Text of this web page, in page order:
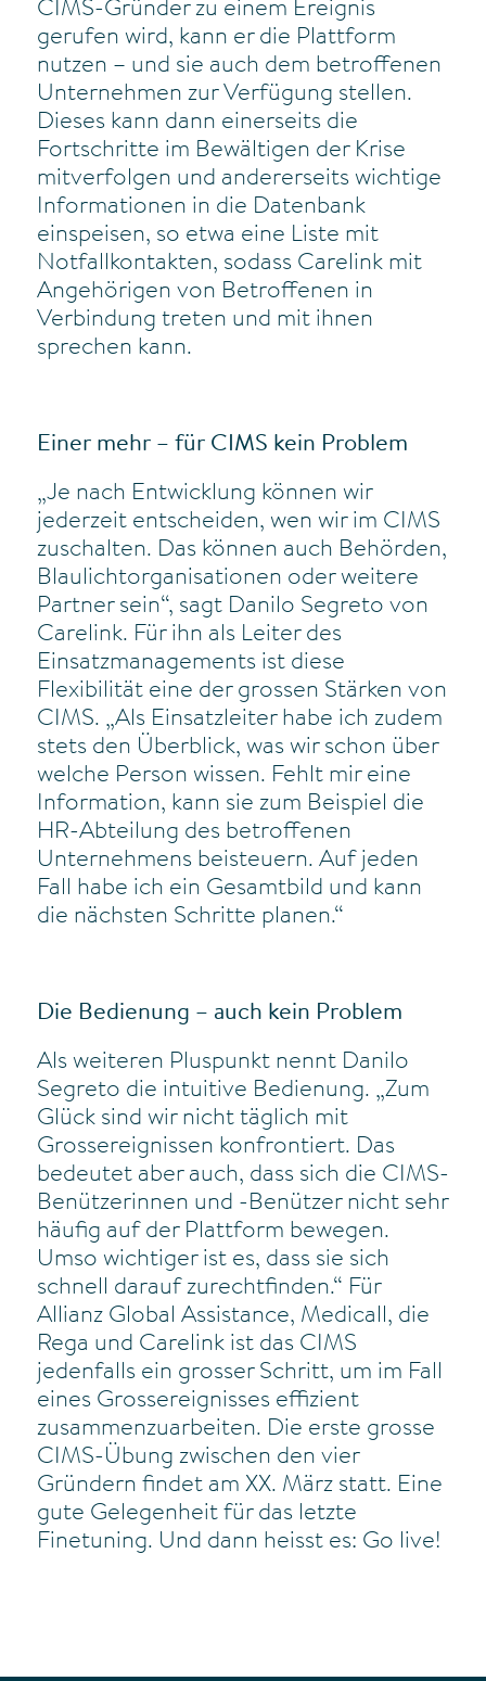
CIMS-Gründer zu einem Ereignis
gerufen wird, kann er die Plattform
nutzen – und sie auch dem betroffenen
Unternehmen zur Verfügung stellen.
Dieses kann dann einerseits die
Fortschritte im Bewältigen der Krise
mitverfolgen und andererseits wichtige
Informationen in die Datenbank
einspeisen, so etwa eine Liste mit
Notfallkontakten, sodass Carelink mit
Angehörigen von Betroffenen in
Verbindung treten und mit ihnen
sprechen kann.
Einer mehr – für CIMS kein Problem
„Je nach Entwicklung können wir
jederzeit entscheiden, wen wir im CIMS
zuschalten. Das können auch Behörden,
Blaulichtorganisationen oder weitere
Partner sein“, sagt Danilo Segreto von
Carelink. Für ihn als Leiter des
Einsatzmanagements ist diese
Flexibilität eine der grossen Stärken von
CIMS. „Als Einsatzleiter habe ich zudem
stets den Überblick, was wir schon über
welche Person wissen. Fehlt mir eine
Information, kann sie zum Beispiel die
HR-Abteilung des betroffenen
Unternehmens beisteuern. Auf jeden
Fall habe ich ein Gesamtbild und kann
die nächsten Schritte planen.“
Die Bedienung – auch kein Problem
Als weiteren Pluspunkt nennt Danilo
Segreto die intuitive Bedienung. „Zum
Glück sind wir nicht täglich mit
Grossereignissen konfrontiert. Das
bedeutet aber auch, dass sich die CIMS-
Benützerinnen und -Benützer nicht sehr
häufig auf der Plattform bewegen.
Umso wichtiger ist es, dass sie sich
schnell darauf zurechtfinden.“ Für
Allianz Global Assistance, Medicall, die
Rega und Carelink ist das CIMS
jedenfalls ein grosser Schritt, um im Fall
eines Grossereignisses effizient
zusammenzuarbeiten. Die erste grosse
CIMS-Übung zwischen den vier
Gründern findet am XX. März statt. Eine
gute Gelegenheit für das letzte
Finetuning. Und dann heisst es: Go live!